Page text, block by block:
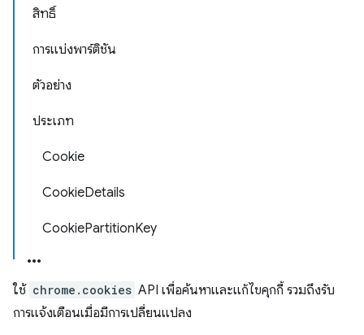
สิทธิ์
การแบ่งพาร์ติชัน
ตัวอย่าง
ประเภท
Cookie
CookieDetails
CookiePartitionKey
ใช้ chrome.cookies API เพื่อค้นหาและแก้ไขคุกกี้ รวมถึงรับ
การแจ้งเตือนเมื่อมีการเปลี่ยนแปลง